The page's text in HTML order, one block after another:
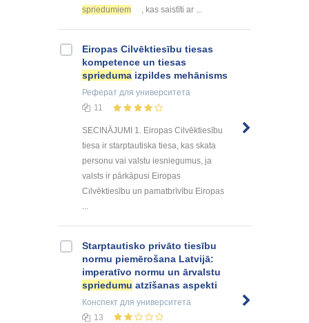
spriedumiem
, kas saistīti ar ...
Eiropas Cilvēktiesību tiesas
kompetence un tiesas
sprieduma izpildes mehānisms
Реферат для университета
11
SECINĀJUMI 1. Eiropas Cilvēktiesību
tiesa ir starptautiska tiesa, kas skata
personu vai valstu iesniegumus, ja
valsts ir pārkāpusi Eiropas
Cilvēktiesību un pamatbrīvību Eiropas
Starptautisko privāto tiesību
normu piemērošana Latvijā:
imperatīvo normu un ārvalstu
spriedumu atzīšanas aspekti
Конспект для университета
13